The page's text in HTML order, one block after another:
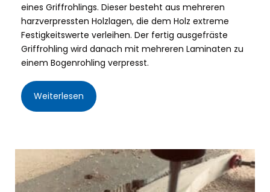
eines Griffrohlings. Dieser besteht aus mehreren
harzverpressten Holzlagen, die dem Holz extreme
Festigkeitswerte verleihen. Der fertig ausgefräste
Griffrohling wird danach mit mehreren Laminaten zu
einem Bogenrohling verpresst.
Weiterlesen